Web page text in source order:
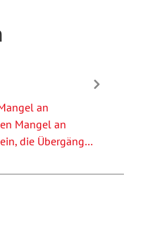
an
Mangel an
die Übergäng…